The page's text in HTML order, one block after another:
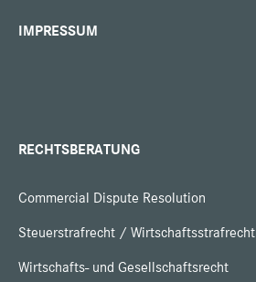
IMPRESSUM
RECHTSBERATUNG
Commercial Dispute Resolution
Steuerstrafrecht / Wirtschaftsstrafrecht
Wirtschafts- und Gesellschaftsrecht